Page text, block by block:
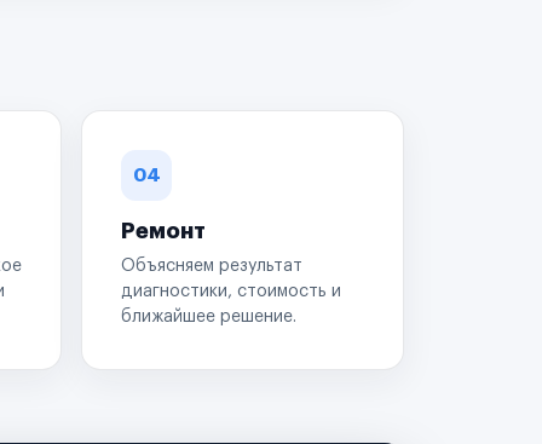
04
Ремонт
Объясняем результат
диагностики, стоимость и
ближайшее решение.